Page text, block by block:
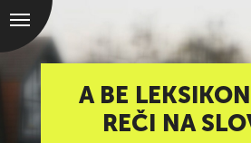
A BE
REČI NA